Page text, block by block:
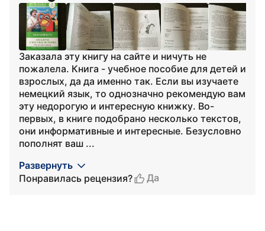
Заказала эту книгу на сайте и ничуть не
пожалела. Книга - учебное пособие для детей и
взрослых, да да именно так. Если вы изучаете
немецкий язык, то однозначно рекомендую вам
эту недорогую и интересную книжку. Во-
первых, в книге подобрано несколько текстов,
они информативные и интересные. Безусловно
пополнят ваш ...
Развернуть
Понравилась рецензия?
Да